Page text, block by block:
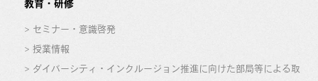
教育・研修
セミナー・意識啓発
授業情報
ダイバーシティ・インクルージョン推進に向けた部局等による取